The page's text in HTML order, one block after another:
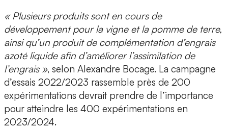
« Plusieurs produits sont en cours de
développement pour la vigne et la pomme de terre,
ainsi qu’un produit de complémentation d’engrais
azoté liquide afin d’améliorer l’assimilation de
l’engrais », selon Alexandre Bocage. La campagne
d’essais 2022/2023 rassemble près de 200
expérimentations devrait prendre de l’importance
pour atteindre les 400 expérimentations en
2023/2024.